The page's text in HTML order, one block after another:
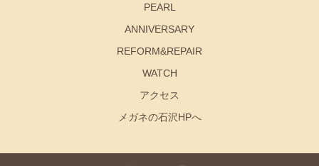
PEARL
ANNIVERSARY
REFORM&REPAIR
WATCH
アクセス
メガネの石沢HPへ